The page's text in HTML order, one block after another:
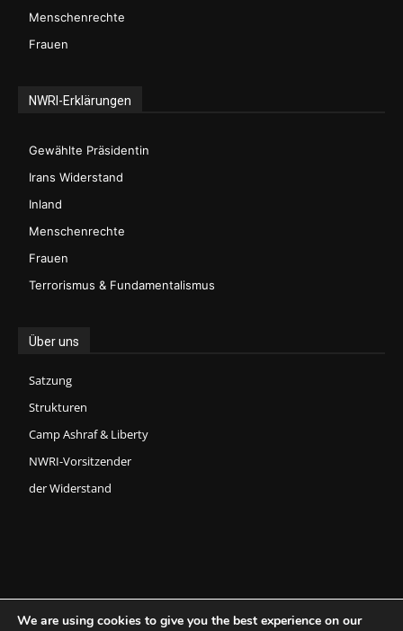
Menschenrechte
Frauen
NWRI-Erklärungen
Gewählte Präsidentin
Irans Widerstand
Inland
Menschenrechte
Frauen
Terrorismus & Fundamentalismus
Über uns
Satzung
Strukturen
Camp Ashraf & Liberty
NWRI-Vorsitzender
der Widerstand
We are using cookies to give you the best experience on our